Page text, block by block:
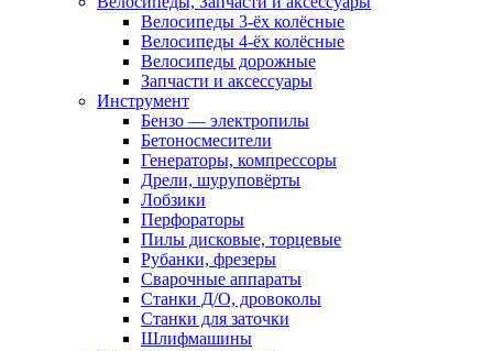
Велосипеды 3-ёх колёсные
Велосипеды 4-ёх колёсные
Велосипеды дорожные
Запчасти и аксессуары
Инструмент
Бензо — электропилы
Бетоносмесители
Генераторы, компрессоры
Дрели, шуруповёрты
Лобзики
Перфораторы
Пилы дисковые, торцевые
Рубанки, фрезеры
Сварочные аппараты
Станки Д/О, дровоколы
Станки для заточки
Шлифмашины